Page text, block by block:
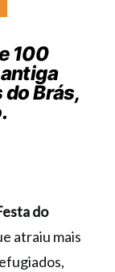
100
Brás,
do
atraiu mais